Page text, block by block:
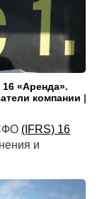
«Аренда».
компании |
(IFRS) 16
и